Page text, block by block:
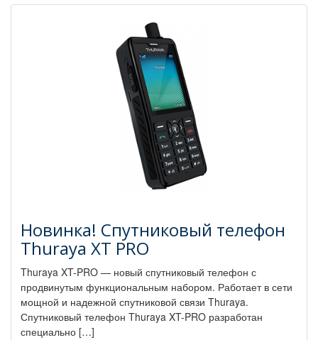
Новинка! Спутниковый телефон
Thuraya XT PRO
Thuraya XT-PRO — новый спутниковый телефон с
продвинутым функциональным набором. Работает в сети
мощной и надежной спутниковой связи Thuraya.
Спутниковый телефон Thuraya XT-PRO разработан
специально […]